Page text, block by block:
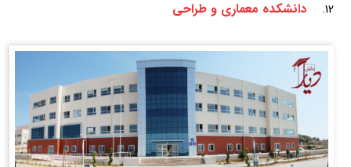
12.
دانشکده معماری و طراحی